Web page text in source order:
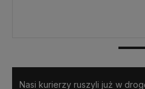
Nasi kurierzy ruszyli już w